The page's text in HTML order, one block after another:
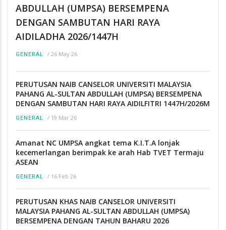
ABDULLAH (UMPSA) BERSEMPENA
DENGAN SAMBUTAN HARI RAYA
AIDILADHA 2026/1447H
GENERAL / 26 May 26
PERUTUSAN NAIB CANSELOR UNIVERSITI MALAYSIA
PAHANG AL-SULTAN ABDULLAH (UMPSA) BERSEMPENA
DENGAN SAMBUTAN HARI RAYA AIDILFITRI 1447H/2026M
GENERAL / 19 Mar 26
Amanat NC UMPSA angkat tema K.I.T.A lonjak
kecemerlangan berimpak ke arah Hab TVET Termaju
ASEAN
GENERAL / 16 Feb 26
PERUTUSAN KHAS NAIB CANSELOR UNIVERSITI
MALAYSIA PAHANG AL-SULTAN ABDULLAH (UMPSA)
BERSEMPENA DENGAN TAHUN BAHARU 2026